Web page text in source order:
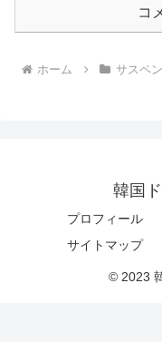
コ
ホーム サスペ
韓国
プロフィール
サイトマップ
© 2023